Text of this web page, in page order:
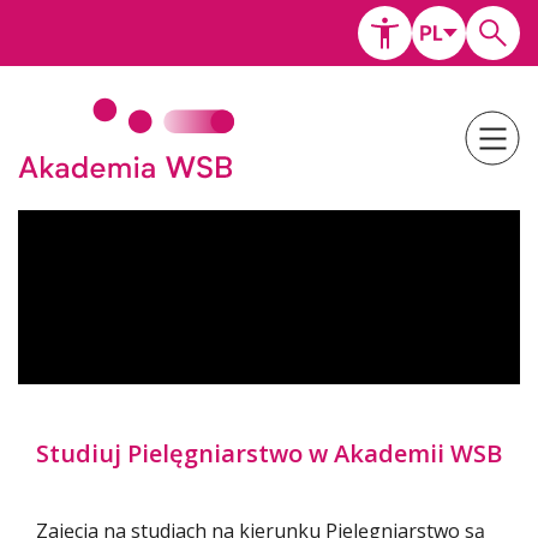
Studiuj Pielęgniarstwo w Akademii WSB
Zajęcia na studiach na kierunku Pielęgniarstwo są